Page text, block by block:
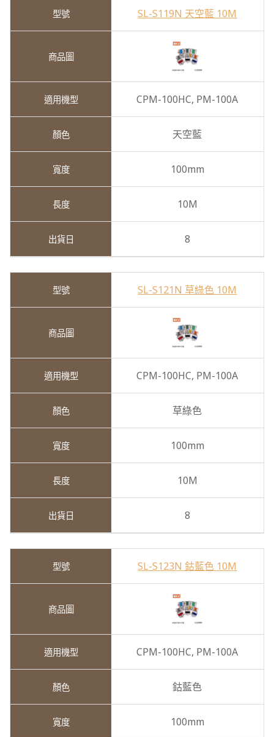
SL-S119N 天空藍 10M
CPM-100HC, PM-100A
天空藍
100mm
10M
8
SL-S121N 草綠色 10M
CPM-100HC, PM-100A
草綠色
100mm
10M
8
SL-S123N 鈷藍色 10M
CPM-100HC, PM-100A
鈷藍色
100mm